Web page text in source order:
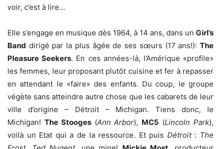
voir, c’est à lire…
Elle s’engage en musique dès 1964, à 14 ans, dans un Girl’s
Band dirigé par la plus âgée de ses sœurs (17 ans!): The
Pleasure Seekers. En ces années-là, l’Amérique «profile»
les femmes, leur proposant plutôt cuisine et fer à repasser
en attendant le «faire» des enfants. Du coup, le groupe
végète sans atteindre autre chose que les cabarets de leur
ville d’origine – Détroit – Michigan. Tiens donc, le
Michigan! The Stooges(Ann Arbor), MC5 (Lincoln Park),
voilà un Etat qui a de la ressource. Et puis Détroit: The